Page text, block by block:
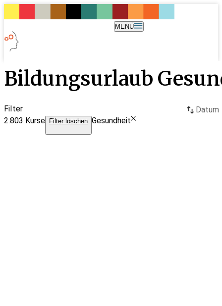
MENÜ
Bildungsurlaub
Filter
Datum
2.803 Kurse Filter löschen Gesundheit